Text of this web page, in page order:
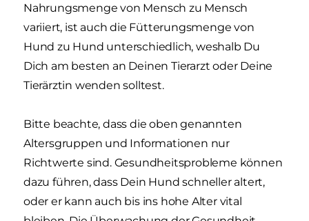
Nahrungsmenge von Mensch zu Mensch
variiert, ist auch die Fütterungsmenge von
Hund zu Hund unterschiedlich, weshalb Du
Dich am besten an Deinen Tierarzt oder Deine
Tierärztin wenden solltest.
Bitte beachte, dass die oben genannten
Altersgruppen und Informationen nur
Richtwerte sind. Gesundheitsprobleme können
dazu führen, dass Dein Hund schneller altert,
oder er kann auch bis ins hohe Alter vital